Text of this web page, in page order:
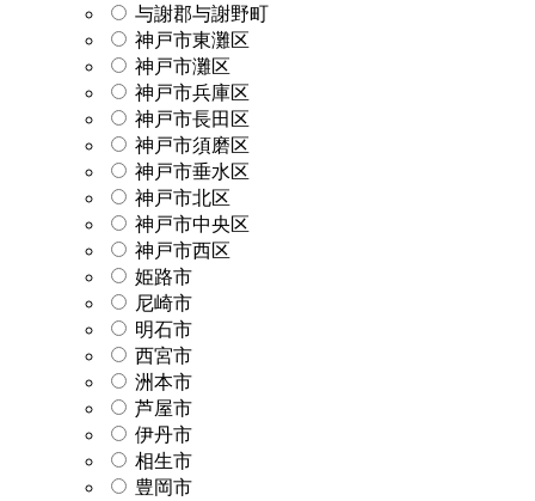
与謝郡与謝野町
神戸市東灘区
神戸市灘区
神戸市兵庫区
神戸市長田区
神戸市須磨区
神戸市垂水区
神戸市北区
神戸市中央区
神戸市西区
姫路市
尼崎市
明石市
西宮市
洲本市
芦屋市
伊丹市
相生市
豊岡市